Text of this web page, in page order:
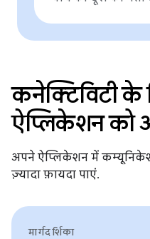
कनेक्टिविटी के
ऐप्लिकेशन को
अपने ऐप्लिकेशन में
ज़्यादा फ़ायदा पाएं.
मार्गदर्शिका